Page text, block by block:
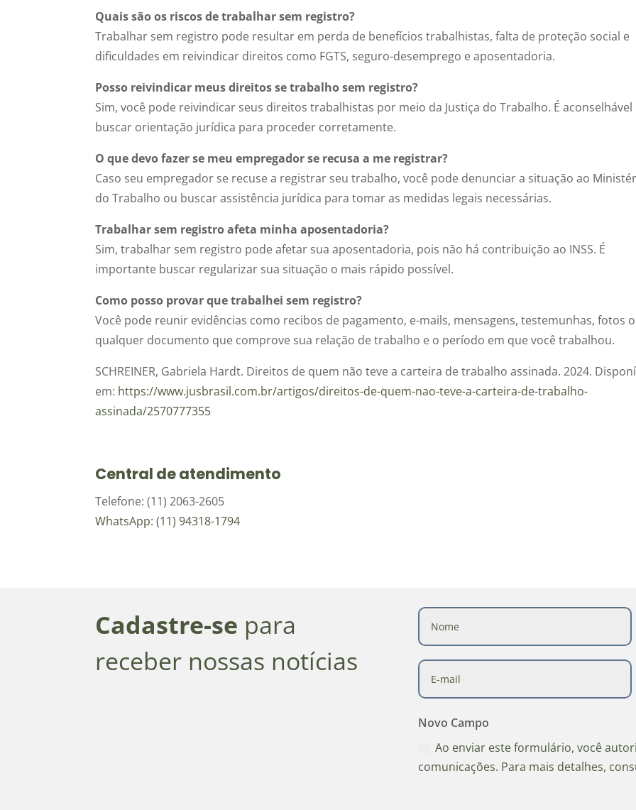
Quais são os riscos de trabalhar sem registro?
Trabalhar sem registro pode resultar em perda de benefícios trabalhistas, falta de proteção social e
dificuldades em reivindicar direitos como FGTS, seguro-desemprego e aposentadoria.
Posso reivindicar meus direitos se trabalho sem registro?
Sim, você pode reivindicar seus direitos trabalhistas por meio da Justiça do Trabalho. É aconselhável
buscar orientação jurídica para proceder corretamente.
O que devo fazer se meu empregador se recusa a me registrar?
Caso seu empregador se recuse a registrar seu trabalho, você pode denunciar a situação ao
do Trabalho ou buscar assistência jurídica para tomar as medidas legais necessárias.
Trabalhar sem registro afeta minha aposentadoria?
Sim, trabalhar sem registro pode afetar sua aposentadoria, pois não há contribuição ao INSS. É
importante buscar regularizar sua situação o mais rápido possível.
Como posso provar que trabalhei sem registro?
Você pode reunir evidências como recibos de pagamento, e-mails, mensagens, testemunhas, fotos
qualquer documento que comprove sua relação de trabalho e o período em que você trabalhou.
SCHREINER, Gabriela Hardt. Direitos de quem não teve a carteira de trabalho assinada. 2024.
em: https://www.jusbrasil.com.br/artigos/direitos-de-quem-nao-teve-a-carteira-de-trabalho-
assinada/2570777355
Central de atendimento
Telefone: (11) 2063-2605
WhatsApp: (11) 94318-1794
Cadastre-se para
receber nossas notícias
Novo Campo
Ao enviar este formulário, você
comunicações. Para mais detalhes,